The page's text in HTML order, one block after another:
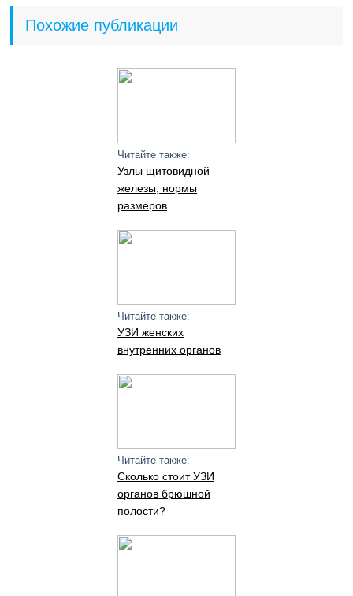
Похожие публикации
Читайте также:
Узлы щитовидной
железы, нормы
размеров
Читайте также:
УЗИ женских
внутренних органов
Читайте также:
Сколько стоит УЗИ
органов брюшной
полости?